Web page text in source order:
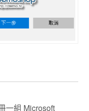
一組 Microsoft